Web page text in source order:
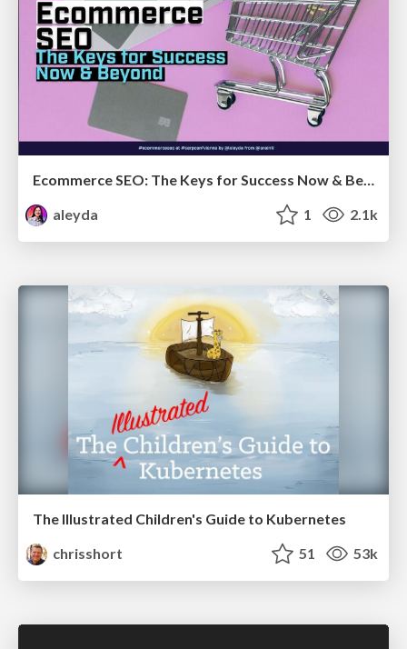
Ecommerce SEO: The Keys for Success Now & Beyond - #SERPConf2024
aleyda
1 2.1k
The Illustrated Children's Guide to Kubernetes
chrisshort
51 53k